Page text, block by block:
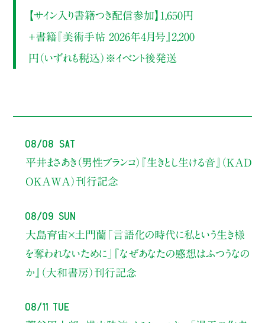
【サイン入り書籍つき配信参加】1,650円
＋書籍『美術手帖 2026年4月号』2,200
円（いずれも税込）※イベント後発送
08/08 Sat
平井まさあき（男性ブランコ）
『生きとし生ける音』（KAD
OKAWA）刊行記念
08/09 Sun
大島育宙×土門蘭 「言語化の時代に私という生き様
を奪われないために」
『なぜあなたの感想はふつうなの
か』（大和書房）刊行記念
08/11 Tue